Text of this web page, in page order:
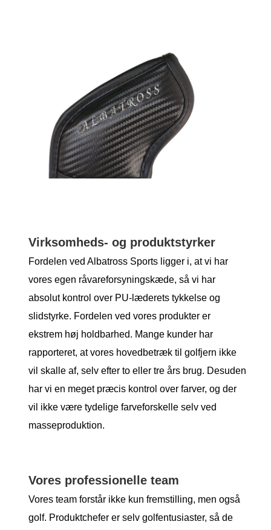
Virksomheds- og produktstyrker
Fordelen ved Albatross Sports ligger i, at vi har
vores egen råvareforsyningskæde, så vi har
absolut kontrol over PU-læderets tykkelse og
slidstyrke. Fordelen ved vores produkter er
ekstrem høj holdbarhed. Mange kunder har
rapporteret, at vores hovedbetræk til golfjern ikke
vil skalle af, selv efter to eller tre års brug. Desuden
har vi en meget præcis kontrol over farver, og der
vil ikke være tydelige farveforskelle selv ved
masseproduktion.
Vores professionelle team
Vores team forstår ikke kun fremstilling, men også
golf. Produktchefer er selv golfentusiaster, så de